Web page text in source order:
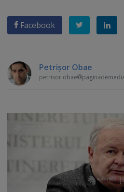
Facebook
Petrişor Obae
petrisor.obae